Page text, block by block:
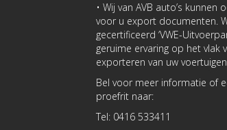
• Wij van AVB auto’s kunnen
voor u export documenten.
gecertificeerd ‘VWE-
geruime ervaring op het vlak
exporteren van uw
Bel voor meer informatie of
proefrit naar:
Tel: 0416 533411